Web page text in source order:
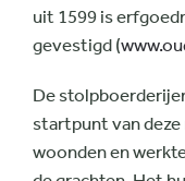
uit 1599 is
gevestigd (
De
startpunt van
woonden en